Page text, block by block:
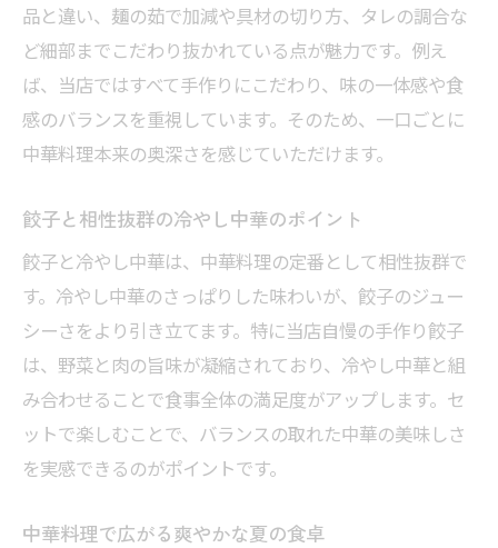
品と違い、麺の茹で加減や具材の切り方、タレの調合な
ど細部までこだわり抜かれている点が魅力です。例え
ば、当店ではすべて手作りにこだわり、味の一体感や食
感のバランスを重視しています。そのため、一口ごとに
中華料理本来の奥深さを感じていただけます。
餃子と相性抜群の冷やし中華のポイント
餃子と冷やし中華は、中華料理の定番として相性抜群で
す。冷やし中華のさっぱりした味わいが、餃子のジュー
シーさをより引き立てます。特に当店自慢の手作り餃子
は、野菜と肉の旨味が凝縮されており、冷やし中華と組
み合わせることで食事全体の満足度がアップします。セ
ットで楽しむことで、バランスの取れた中華の美味しさ
を実感できるのがポイントです。
中華料理で広がる爽やかな夏の食卓